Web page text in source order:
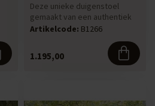
Deze unieke duigenstoel
gemaakt van een authentiek
gebruikt whiskyvat is naar he...
Artikelcode: B1266
1.195,00